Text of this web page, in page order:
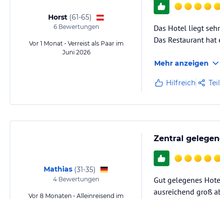
Horst (61-65)
6Bewertungen
Vor 1 Monat • Verreist als Paar im
Juni 2026
Das Hotel liegt
Das Restaurant
Mehr anzeigen
Hilfreich
Mathias (31-35)
4 Bewertungen
Vor 8 Monaten • Alleinreisend im
Zentral
Gut gelegenes
ausreichend groß